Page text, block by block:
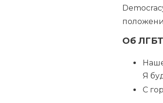
Об
Я
С